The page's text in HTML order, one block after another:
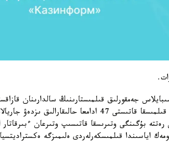
بۇگىنگى وتىرىسقا قاتىسىپ وتىرعان ءبىرقاتار
اياسىندا قىلمىسكەرلەردى ەلىمىزگە